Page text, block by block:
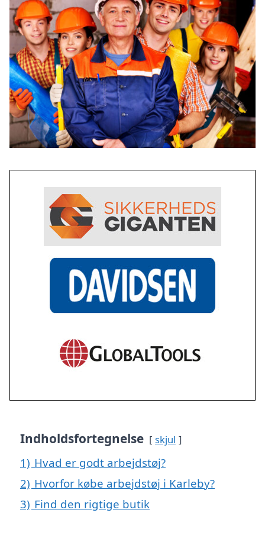
Indholdsfortegnelse skjul
1) Hvad er godt arbejdstøj?
2) Hvorfor købe arbejdstøj i Karleby?
3) Find den rigtige butik